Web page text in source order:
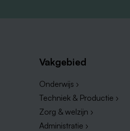
Vakgebied
Onderwijs ›
Techniek & Productie ›
Zorg & welzijn ›
Administratie ›